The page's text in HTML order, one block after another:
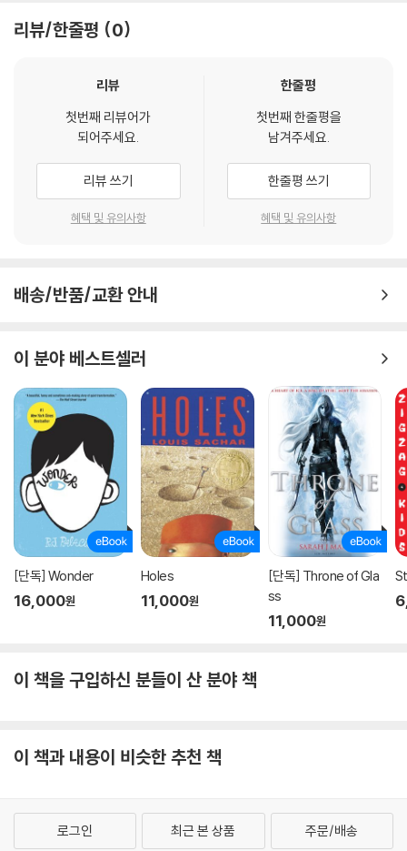
리뷰/한줄평 0
리뷰
첫번째 리뷰어가
되어주세요.
리뷰 쓰기
혜택 및 유의사항
한줄평
첫번째 한줄평을
남겨주세요.
한줄평 쓰기
혜택 및 유의사항
배송/반품/교환 안내
이 분야 베스트셀러
[단독] Wonder
16,000원
Holes
11,000원
[단독] Throne of Gla
ss
11,000원
이 책을 구입하신 분들이 산 분야 책
이 책과 내용이 비슷한 추천 책
로그인 최근 본 상품 주문/배송